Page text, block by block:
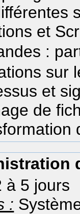
et
:
sur
et
de
à 5 jours
: